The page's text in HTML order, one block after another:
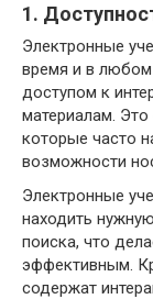
1.
Электронные
время и в любом
доступом к
материалам.
которые часто
возможности
Электронные
находить
поиска, что
эффективным.
содержат